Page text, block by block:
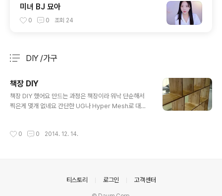
미녀 BJ 묘아
0 0 조회 24
DIY /가구
책장 DIY
책장 DIY 했어요 만드는 과정은 책장이라 워낙 단순해서
찍은게 몇개 없네요 간단한 UG나 Hyper Mesh로 대충
버림.... 중간 과정의 색상이 다른 이유는 원목에 마감재를
문했구요 저 만큼 하는데 295000원 거진 30만원 들었네
요 삼목 집성 판재로 해서 만들었구요 지금 생각해보면 타
0 0 2014. 12. 14.
티스토리 로그인 고객센터